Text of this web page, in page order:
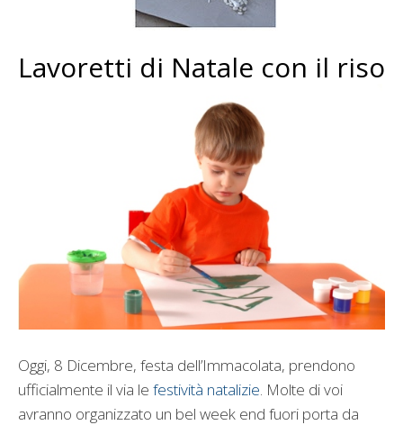
Lavoretti di Natale con il riso
Oggi, 8 Dicembre, festa dell’Immacolata, prendono
ufficialmente il via le festività natalizie . Molte di voi
avranno organizzato un bel week end fuori porta da